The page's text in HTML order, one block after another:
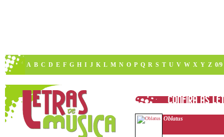
A B C D E F G H I J K L M N O P Q R S T U V W X Y Z 0/9
Oblatus